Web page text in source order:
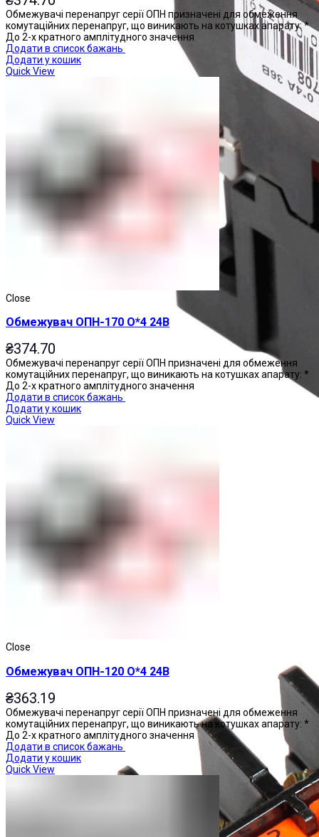
Реле проміжні
Обмежувачі перенапруг серії ОПН призначені для обмеження
комутаційних перенапруг, що виникають на котушках апарату: *
До 2-х кратного амплітудного значення
Додати в список бажань
Додати у кошик
Quick View
Close
Обмежувач ОПН-170 О*4 24В
₴374.70
Обмежувачі перенапруг серії ОПН призначені для обмеження
комутаційних перенапруг, що виникають на котушках апарату: *
До 2-х кратного амплітудного значення
Додати в список бажань
Додати у кошик
Quick View
Close
Обмежувач ОПН-120 О*4 24В
₴363.19
Обмежувачі перенапруг серії ОПН призначені для обмеження
комутаційних перенапруг, що виникають на котушках апарату: *
До 2-х кратного амплітудного значення
Додати в список бажань
Додати у кошик
Quick View